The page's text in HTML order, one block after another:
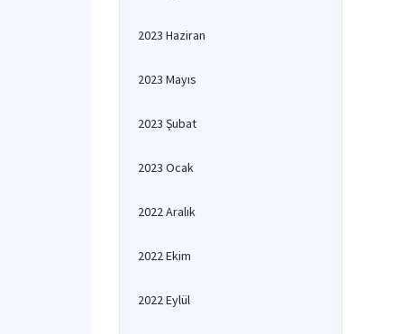
2023 Haziran
2023 Mayıs
2023 Şubat
2023 Ocak
2022 Aralık
2022 Ekim
2022 Eylül